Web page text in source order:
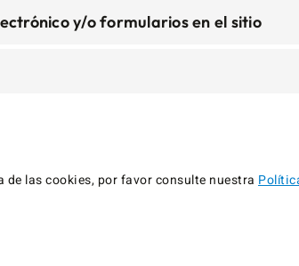
y/o formularios en el sitio
las cookies, por favor consulte nuestra